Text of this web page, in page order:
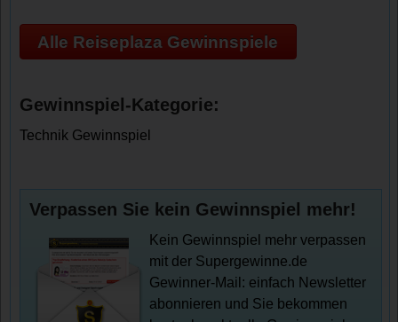
Alle Reiseplaza Gewinnspiele
Gewinnspiel-Kategorie:
Technik Gewinnspiel
Verpassen Sie kein Gewinnspiel mehr!
Kein Gewinnspiel mehr verpassen
mit der Supergewinne.de
Gewinner-Mail: einfach Newsletter
abonnieren und Sie bekommen